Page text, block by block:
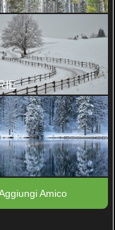
Amico